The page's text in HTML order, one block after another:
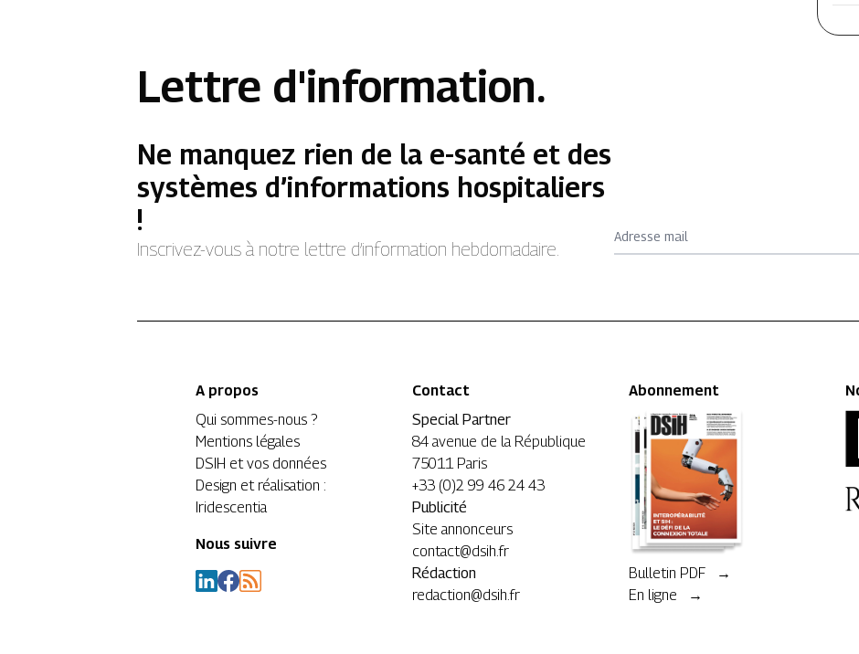
Lettre d'information.
Ne manquez rien de la e-santé et des
systèmes d’informations hospitaliers
!
Inscrivez-vous à notre lettre d’information hebdomadaire.
Adresse mail
A propos
Qui sommes-nous ?
Mentions légales
DSIH et vos données
Design et réalisation :
Iridescentia
Nous suivre
Contact
Special Partner
84 avenue de la République
75011 Paris
+33 (0)2 99 46 24 43
Publicité
Site annonceurs
contact@dsih.fr
Rédaction
redaction@dsih.fr
Abonnement
Bulletin PDF →
En ligne →